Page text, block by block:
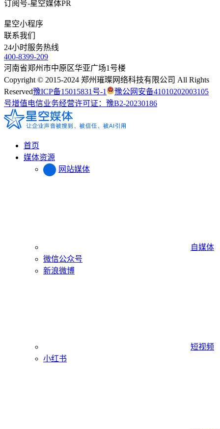
订阅号-星空媒体PR
星空小程序
联系我们
24小时服务热线
400-8399-209
河南省郑州市中原区华亚广场1号楼
Copyright © 2015-2024 郑州璀璨网络科技有限公司 All Rights
Reserved豫ICP备15015831号-1
豫公网安备41010202003105
号增值电信业务经营许可证：豫B2-20230186
首页
媒体资源
网站媒体
自媒体
微信公众号
新浪微博
短视频
小红书